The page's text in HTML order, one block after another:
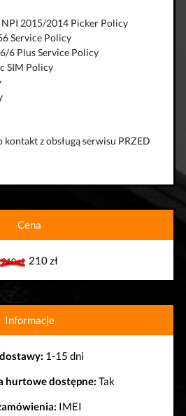
NPI 2015/2014 Picker Policy
Service Policy
6 Plus Service Policy
SIM Policy
z obsługą serwisu PRZED
Cena
210 zł210 zł
Informacje
1-15 dni
hurtowe dostępne: Tak
IMEI